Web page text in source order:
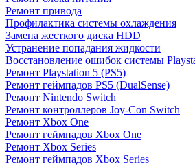
Ремонт привода
Профилактика системы охлаждения
Замена жесткого диска HDD
Устранение попадания жидкости
Восстановление ошибок системы
Ремонт Playstation 5 (PS5)
Ремонт геймпадов PS5 (DualSense)
Ремонт Nintendo Switch
Ремонт контроллеров Joy-Con Switch
Ремонт Xbox One
Ремонт геймпадов Xbox One
Ремонт Xbox Series
Ремонт геймпадов Xbox Series